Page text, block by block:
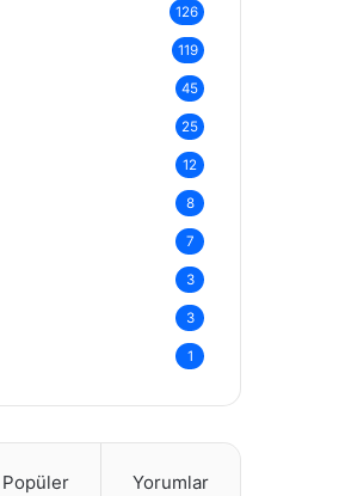
126
119
45
25
12
8
7
3
3
1
Popüler Yorumlar